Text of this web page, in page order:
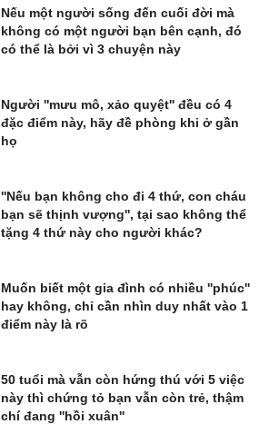
Nếu một người sống đến cuối đời mà
không có một người bạn bên cạnh, đó
có thể là bởi vì 3 chuyện này
Người ''mưu mô, xảo quyệt'' đều có 4
đặc điểm này, hãy đề phòng khi ở gần
họ
''Nếu bạn không cho đi 4 thứ, con cháu
bạn sẽ thịnh vượng'', tại sao không thể
tặng 4 thứ này cho người khác?
Muốn biết một gia đình có nhiều ''phúc''
hay không, chỉ cần nhìn duy nhất vào 1
điểm này là rõ
50 tuổi mà vẫn còn hứng thú với 5 việc
này thì chứng tỏ bạn vẫn còn trẻ, thậm
chí đang ''hồi xuân''